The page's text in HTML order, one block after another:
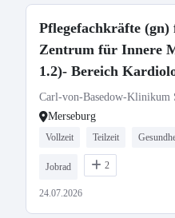
Pflegefachkräfte (gn)
Zentrum für Innere
1.2)- Bereich
Carl-von-Basedow-Klinikum
Merseburg
Vollzeit Teilzeit
Jobrad 2
24.07.2026